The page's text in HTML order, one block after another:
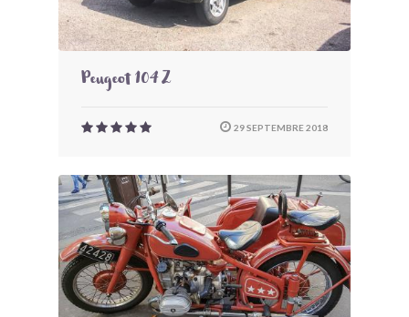
Peugeot 104 Z
29 SEPTEMBRE 2018